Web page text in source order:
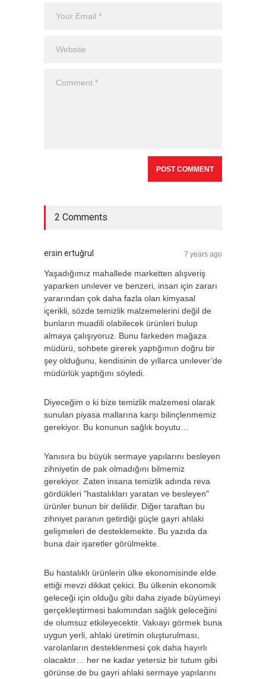
2 Comments
ersin ertuğrul 7 years ago
Yaşadığımız mahallede marketten alışveriş
yaparken unılever ve benzeri, insan için zararı
yararından çok daha fazla olan kimyasal
içerikli, sözde temizlik malzemelerini değil de
bunların muadili olabilecek ürünleri bulup
almaya çalışıyoruz. Bunu farkeden mağaza
müdürü, sohbete girerek yaptığımın doğru bir
şey olduğunu, kendisinin de yıllarca unılever’de
müdürlük yaptığını söyledi.
Diyeceğim o ki bize temizlik malzemesi olarak
sunulan piyasa mallarına karşı bilinçlenmemiz
gerekiyor. Bu konunun sağlık boyutu…
Yanısıra bu büyük sermaye yapılarını besleyen
zihniyetin de pak olmadığını bilmemiz
gerekiyor. Zaten insana temizlik adında reva
gördükleri "hastalıkları yaratan ve besleyen"
ürünler bunun bir delilidir. Diğer taraftan bu
zihniyet paranın getirdiği güçle gayri ahlaki
gelişmeleri de desteklemekte. Bu yazıda da
buna dair işaretler görülmekte.
Bu hastalıklı ürünlerin ülke ekonomisinde elde
ettiği mevzi dikkat çekici. Bu ülkenin ekonomik
geleceği için olduğu gibi daha ziyade büyümeyi
gerçekleştirmesi bakımından sağlık geleceğini
de olumsuz etkileyecektir. Vakıayı görmek buna
uygun yerli, ahlaki üretimin oluşturulması,
varolanların desteklenmesi çok daha hayırlı
olacaktır… her ne kadar yetersiz bir tutum gibi
görünse de bu gayri ahlaki sermaye yapılarını